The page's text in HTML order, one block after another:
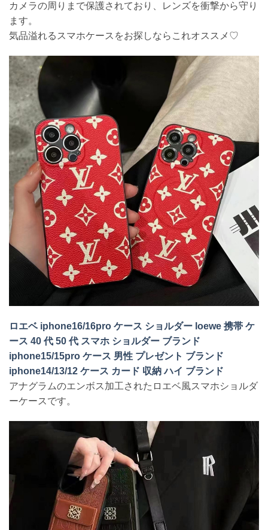
カメラの周りまで保護されており、レンズを衝撃から守り
ます。
気品溢れるスマホケースをお探しならこれオススメ♡
ロエベ iphone16/16pro ケース ショルダー loewe 携帯 ケ
ース 40 代 50 代 スマホ ショルダー ブランド
iphone15/15pro ケース 男性 プレゼント ブランド
iphone14/13/12 ケース カード 収納 ハイ ブランド
アナグラムのエンボス加工されたロエベ風スマホショルダ
ーケースです。